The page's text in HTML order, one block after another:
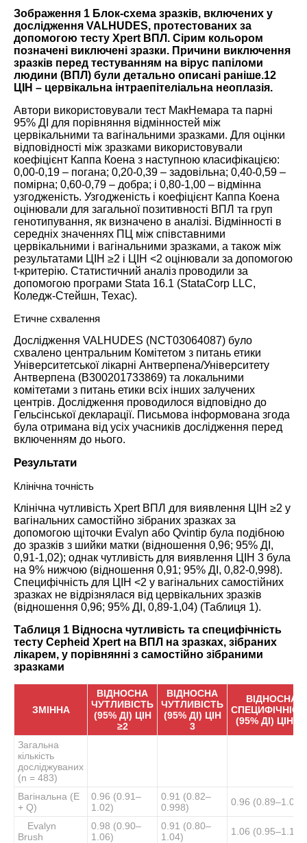
Зображення 1 Блок-схема зразків, включених у
дослідження VALHUDES, протестованих за
допомогою тесту Xpert ВПЛ. Сірим кольором
позначені виключені зразки. Причини виключення
зразків перед тестуванням на вірус папіломи
людини (ВПЛ) були детально описані раніше.12
ЦІН – цервікальна інтраепітеліальна неоплазія.
Автори використовували тест МакНемара та парні
95% ДІ для порівняння відмінностей між
цервікальними та вагінальними зразками. Для оцінки
відповідності між зразками використовували
коефіцієнт Каппа Коена з наступною класифікацією:
0,00-0,19 – погана; 0,20-0,39 – задовільна; 0,40-0,59 –
помірна; 0,60-0,79 – добра; і 0,80-1,00 – відмінна
узгодженість. Узгодженість і коефіцієнт Каппа Коена
оцінювали для загальної позитивності ВПЛ та груп
генотипування, як визначено в аналізі. Відмінності в
середніх значеннях ПЦ між співставними
цервікальними і вагінальними зразками, а також між
результатами ЦІН ≥2 і ЦІН <2 оцінювали за допомогою
t-критерію. Статистичний аналіз проводили за
допомогою програми Stata 16.1 (StataCorp LLC,
Коледж-Стейшн, Техас).
Етичне схвалення
Дослідження VALHUDES (NCT03064087) було
схвалено центральним Комітетом з питань етики
Університетської лікарні Антверпена/Університету
Антверпена (B300201733869) та локальними
комітетами з питань етики всіх інших залучених
центрів. Дослідження проводилося відповідно до
Гельсінської декларації. Письмова інформована згода
була отримана від усіх учасників дослідження перед
включенням до нього.
Результати
Клінічна точність
Клінічна чутливість Xpert ВПЛ для виявлення ЦІН ≥2 у
вагінальних самостійно зібраних зразках за
допомогою щіточки Evalyn або Qvintip була подібною
до зразків з шийки матки (відношення 0,96; 95% ДІ,
0,91-1,02); однак чутливість для виявлення ЦІН 3 була
на 9% нижчою (відношення 0,91; 95% ДІ, 0,82-0,998).
Специфічність для ЦІН <2 у вагінальних самостійних
зразках не відрізнялася від цервікальних зразків
(відношення 0,96; 95% ДІ, 0,89-1,04) (Таблиця 1).
Таблиця 1 Відносна чутливість та специфічність
тесту Cepheid Xpert на ВПЛ на зразках, зібраних
лікарем, у порівнянні з самостійно зібраними
зразками
ЗМІННА
ВІДНОСНА
ЧУТЛИВІСТЬ
(95% ДІ) ЦІН
≥2
ВІДНОСНА
ЧУТЛИВІСТЬ
(95% ДІ) ЦІН
3
ВІДНОСНА
(95% ДІ) ЦІН <2
Загальна
кількість
досліджуваних
(n = 483)
Вагінальна (E
+ Q)
0.96 (0.91–
1.02)
0.91 (0.82–
0.998)
0.96 (0.89–1.04)
Evalyn
Brush
0.98 (0.90–
1.06)
0.91 (0.80–
1.04)
1.06 (0.95–1.19)